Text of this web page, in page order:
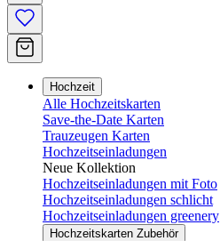
Hochzeit
Alle Hochzeitskarten
Save-the-Date Karten
Trauzeugen Karten
Hochzeitseinladungen
Neue Kollektion
Hochzeitseinladungen mit Foto
Hochzeitseinladungen schlicht
Hochzeitseinladungen greenery
Hochzeitskarten Zubehör